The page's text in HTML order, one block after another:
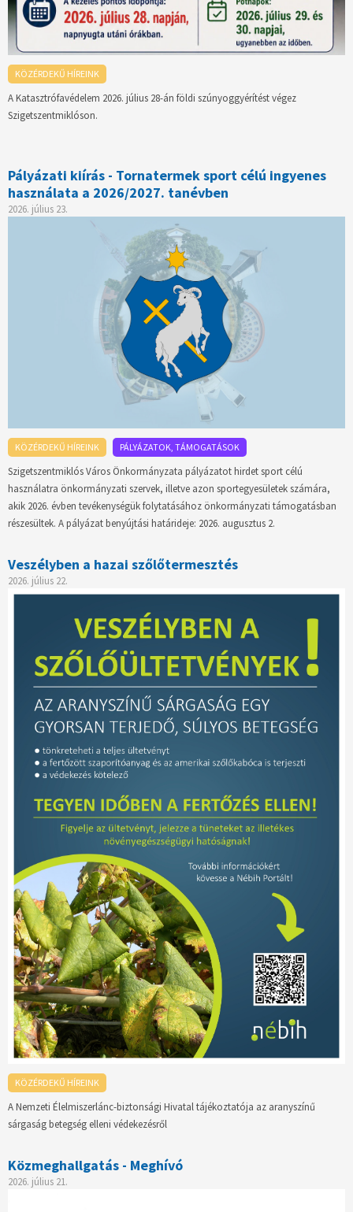
KÖZÉRDEKŰ HÍREINK
A Katasztrófavédelem 2026. július 28-án földi szúnyoggyérítést végez
Szigetszentmiklóson.
Pályázati kiírás - Tornatermek sport célú ingyenes
használata a 2026/2027. tanévben
2026. július 23.
KÖZÉRDEKŰ HÍREINK PÁLYÁZATOK, TÁMOGATÁSOK
Szigetszentmiklós Város Önkormányzata pályázatot hirdet sport célú
használatra önkormányzati szervek, illetve azon sportegyesületek számára,
akik 2026. évben tevékenységük folytatásához önkormányzati támogatásban
részesültek. A pályázat benyújtási határideje: 2026. augusztus 2.
Veszélyben a hazai szőlőtermesztés
2026. július 22.
KÖZÉRDEKŰ HÍREINK
A Nemzeti Élelmiszerlánc-biztonsági Hivatal tájékoztatója az aranyszínű
sárgaság betegség elleni védekezésről
Közmeghallgatás - Meghívó
2026. július 21.